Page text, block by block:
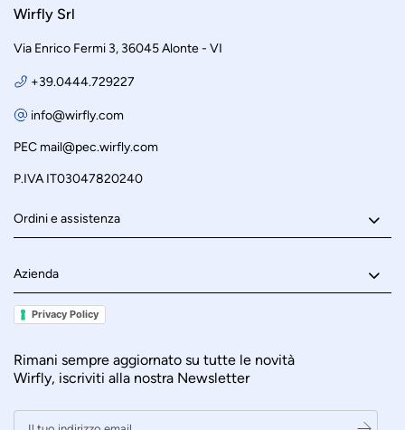
Wirfly Srl
Via Enrico Fermi 3, 36045 Alonte - VI
+39.0444.729227
info@wirfly.com
PEC mail@pec.wirfly.com
P.IVA IT03047820240
Ordini e assistenza
Azienda
Privacy Policy
Rimani sempre aggiornato su tutte le novità
Wirfly, iscriviti alla nostra Newsletter